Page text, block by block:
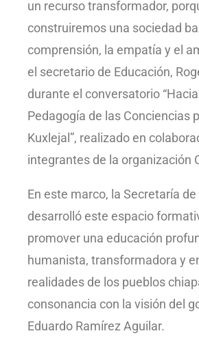
un recurso transformador,
construiremos una sociedad
comprensión, la empatía y el
el secretario de Educación,
durante el conversatorio
Pedagogía de las Conciencias
Kuxlejal”, realizado en
integrantes de la organización
En este marco, la Secretaría
desarrolló este espacio
promover una educación
humanista, transformadora y
realidades de los pueblos
consonancia con la visión del
Eduardo Ramírez Aguilar.